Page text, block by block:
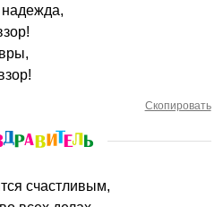
надежда,
Скопировать
счастливым,